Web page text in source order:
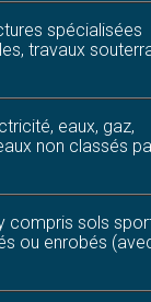
spécialisées
travaux
eaux, gaz,
non classés
compris sols
ou enrobés